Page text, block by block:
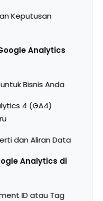
Keputusan
Analytics
Bisnis Anda
4 (GA4)
dan Aliran Data
Analytics di
ID atau Tag